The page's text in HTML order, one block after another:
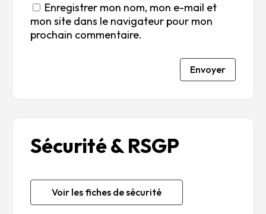
Enregistrer mon nom, mon e-mail et
mon site dans le navigateur pour mon
prochain commentaire.
Envoyer
Sécurité & RSGP
Voir les fiches de sécurité